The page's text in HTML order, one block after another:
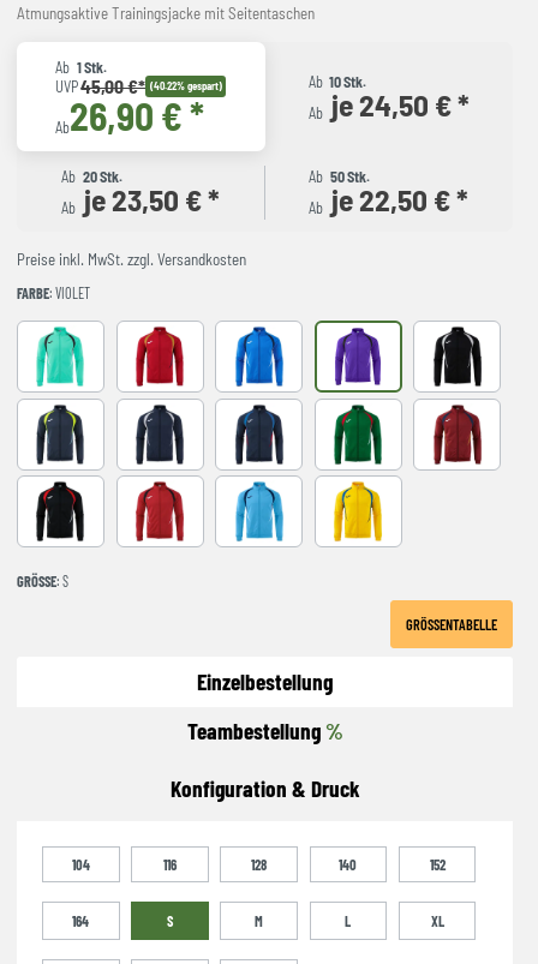
Atmungsaktive Trainingsjacke mit Seitentaschen
Ab 1 Stk.
UVP45,00 €* (40.22% gespart)
Ab26,90 € *
Ab 10 Stk.
Ab je 24,50 € *
Ab 20 Stk.
Ab je 23,50 € *
Ab 50 Stk.
Ab je 22,50 € *
Preise inkl. MwSt. zzgl. Versandkosten
FARBE: VIOLET
LIGHT GREEN RED-NAVY ROYAL-NAVY VIOLET BLACK-GREY
DARK NAVY AMARILLO FLUOR
NAVY-GREY NAVY-ROYAL VERDE-ROJO WINE-NAVY
BLACK-RED RED-BLACK SKY BLUE-NAVY YELLOW-ROYAL
GRÖSSE : S
GRÖSSENTABELLE
Einzelbestellung
Teambestellung %
Konfiguration & Druck
104 116 128 140 152
164 S M L XL